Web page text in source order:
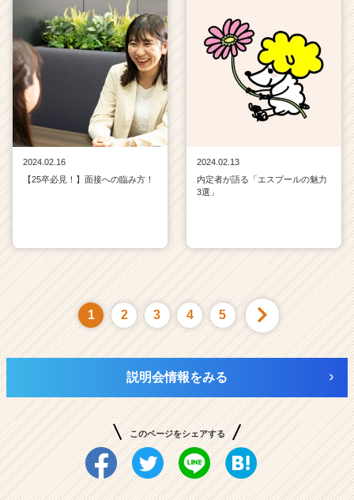
2024.02.16
【25卒必見！】面接への臨み方！
2024.02.13
内定者が語る「エスプールの魅力
3選」
1 2 3 4 5
説明会情報をみる
このページをシェアする